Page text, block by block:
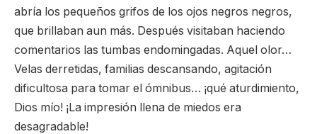
abría los pequeños grifos de los ojos negros negros,
que brillaban aun más. Después visitaban haciendo
comentarios las tumbas endomingadas. Aquel olor…
Velas derretidas, familias descansando, agitación
dificultosa para tomar el ómnibus… ¡qué aturdimiento,
Dios mío! ¡La impresión llena de miedos era
desagradable!